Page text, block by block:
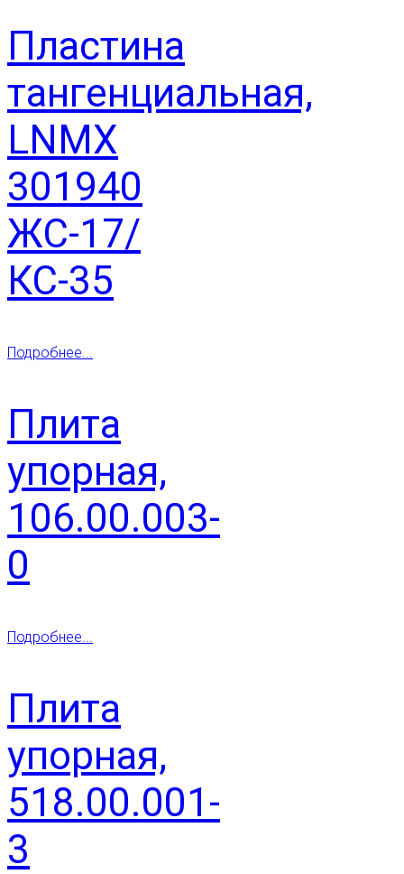
Пластина
тангенциальная,
LNMX
301940
ЖС-17/
КС-35
Подробнее...
Плита
упорная,
106.00.003-
0
Подробнее...
Плита
упорная,
518.00.001-
3